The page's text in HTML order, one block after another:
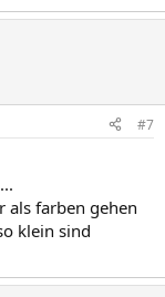
#7
als farben gehen
klein sind